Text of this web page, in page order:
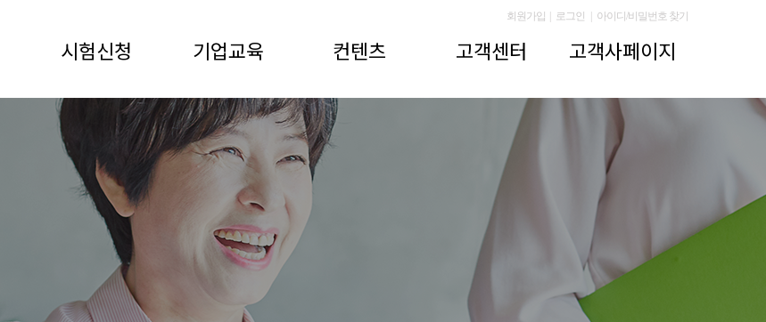
회원가입 로그인 아이디/비밀번호 찾기
시험신청 기업교육 컨텐츠 고객센터 고객사페이지